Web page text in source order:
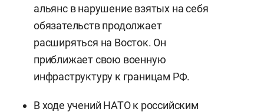
альянс в нарушение взятых на себя
обязательств продолжает
расширяться на Восток. Он
приближает свою военную
инфраструктуру к границам РФ.
В ходе учений НАТО к российским